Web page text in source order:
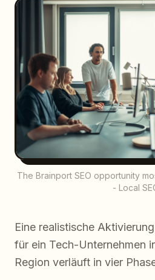
The Brainport SEO opportunity
- Local
Eine realistische
für ein Tech-Unternehmen
Region verläuft in vier